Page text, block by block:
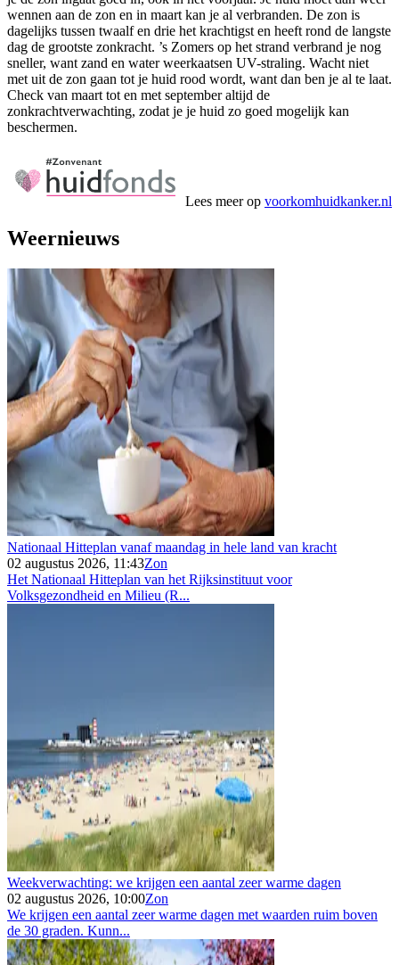
wennen aan de zon en in maart kan je al verbranden. De zon is
dagelijks tussen twaalf en drie het krachtigst en heeft rond de langste
dag de grootste zonkracht. ’s Zomers op het strand verbrand je nog
sneller, want zand en water weerkaatsen UV-straling. Wacht niet
met uit de zon gaan tot je huid rood wordt, want dan ben je al te laat.
Check van maart tot en met september altijd de
zonkrachtverwachting, zodat je je huid zo goed mogelijk kan
beschermen.
Lees meer op voorkomhuidkanker.nl
Weernieuws
Nationaal Hitteplan vanaf maandag in hele land van kracht
02 augustus 2026, 11:43Zon
Het Nationaal Hitteplan van het Rijksinstituut voor
Volksgezondheid en Milieu (R...
Weekverwachting: we krijgen een aantal zeer warme dagen
02 augustus 2026, 10:00Zon
We krijgen een aantal zeer warme dagen met waarden ruim boven
de 30 graden. Kunn...